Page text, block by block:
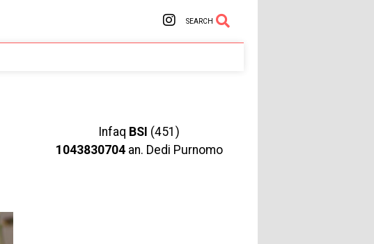
SEARCH
Infaq BSI (451)
1043830704an. Dedi Purnomo